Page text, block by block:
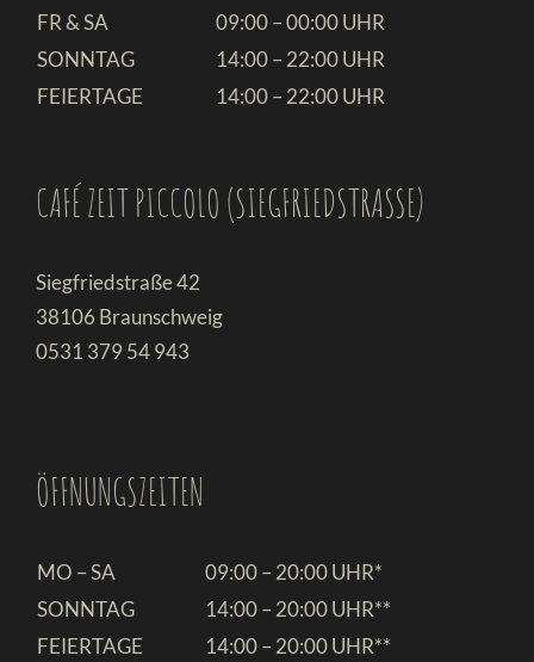
FR & SA
09:00 – 00:00 UHR
SONNTAG
14:00 – 22:00 UHR
FEIERTAGE
14:00 – 22:00 UHR
CAFÉ ZEIT PICCOLO (SIEGFRIEDSTRASSE)
Siegfriedstraße 42
38106 Braunschweig
0531 379 54 943
ÖFFNUNGSZEITEN
MO – SA
09:00 – 20:00 UHR*
SONNTAG
14:00 – 20:00 UHR**
FEIERTAGE
14:00 – 20:00 UHR**